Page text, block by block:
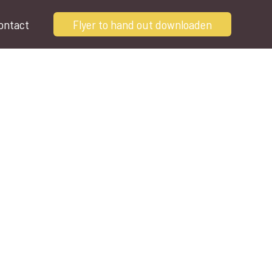
Flyer to hand out downloaden